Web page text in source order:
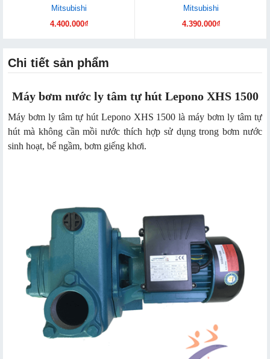
Mitsubishi
4.400.000₫
Mitsubishi
4.390.000₫
Chi tiết sản phẩm
Máy bơm nước ly tâm tự hút Lepono XHS 1500
Máy bơm ly tâm tự hút Lepono XHS 1500 là máy bơm ly tâm tự
hút mà không cần mồi nước thích hợp sử dụng trong bơm nước
sinh hoạt, bể ngầm, bơm giếng khơi.